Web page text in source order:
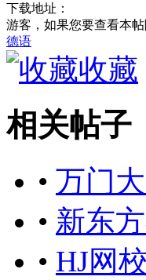
下载地址：
游客，如果您要查看本
德语
收藏
相关帖子
• 万门
• 新东
• HJ网